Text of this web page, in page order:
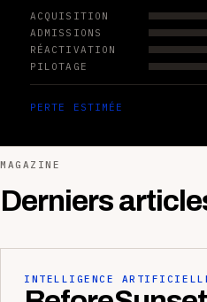
ACQUISITION
ADMISSIONS
RÉACTIVATION
PILOTAGE
PERTE ESTIMÉE
MAGAZINE
Derniers
INTELLIGENCE